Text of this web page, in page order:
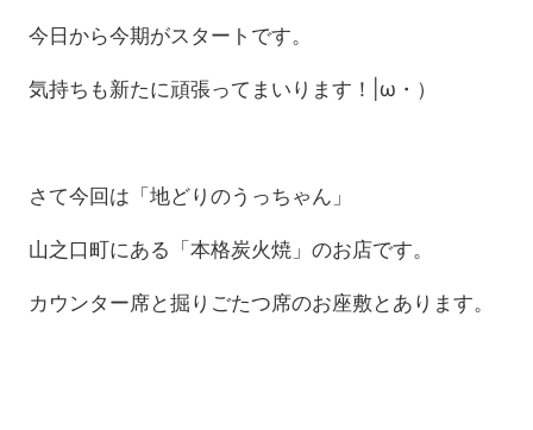
今日から今期がスタートです。
気持ちも新たに頑張ってまいります！|ω・）
さて今回は「地どりのうっちゃん」
山之口町にある「本格炭火焼」のお店です。
カウンター席と掘りごたつ席のお座敷とあります。